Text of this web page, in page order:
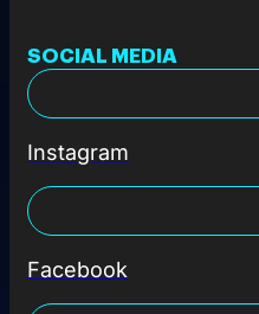
SOCIAL MEDIA
Instagram
Facebook